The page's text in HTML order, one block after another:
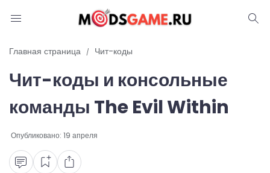
Блог
Читы и коды
Промокоды
Ошибки
Руководства
Главная страница Чит-коды
Чит-коды и консольные
команды The Evil Within
Опубликовано: 19 апреля